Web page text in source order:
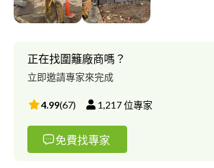
正在找圍籬廠商嗎？
立即邀請專家來完成
4.99(67) 1,217位專家
免費找專家